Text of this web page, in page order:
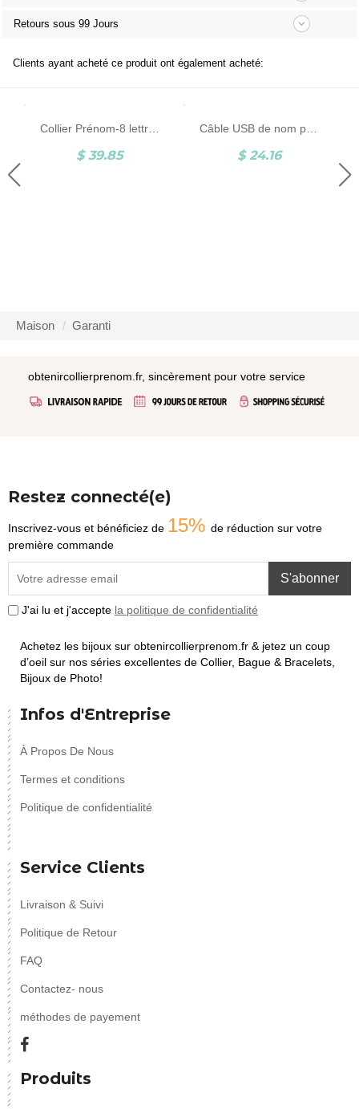
Retours sous 99 Jours
Clients ayant acheté ce produit ont également acheté:
Collier Prénom-8 lettres-Argent
$ 39.85
Câble USB de nom personnalisé d'impression 3D
$ 24.16
Maison Garanti
obtenircollierprenom.fr, sincèrement pour votre service
Restez connecté(e)
Inscrivez-vous et bénéficiez de 15% de réduction sur votre
première commande
S'abonner
J'ai lu et j'accepte la politique de confidentialité
Achetez les bijoux sur obtenircollierprenom.fr & jetez un coup
d’oeil sur nos séries excellentes de Collier, Bague & Bracelets,
Bijoux de Photo!
Infos d'Entreprise
À Propos De Nous
Termes et conditions
Politique de confidentialité
Service Clients
Livraison & Suivi
Politique de Retour
FAQ
Contactez- nous
méthodes de payement
Produits